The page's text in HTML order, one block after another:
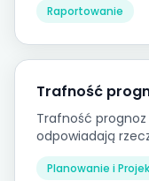
ramami
Raportowanie
Trafność
Trafność
odpowiadają
wskaźnik jakości
wiarygodności
Planowanie i